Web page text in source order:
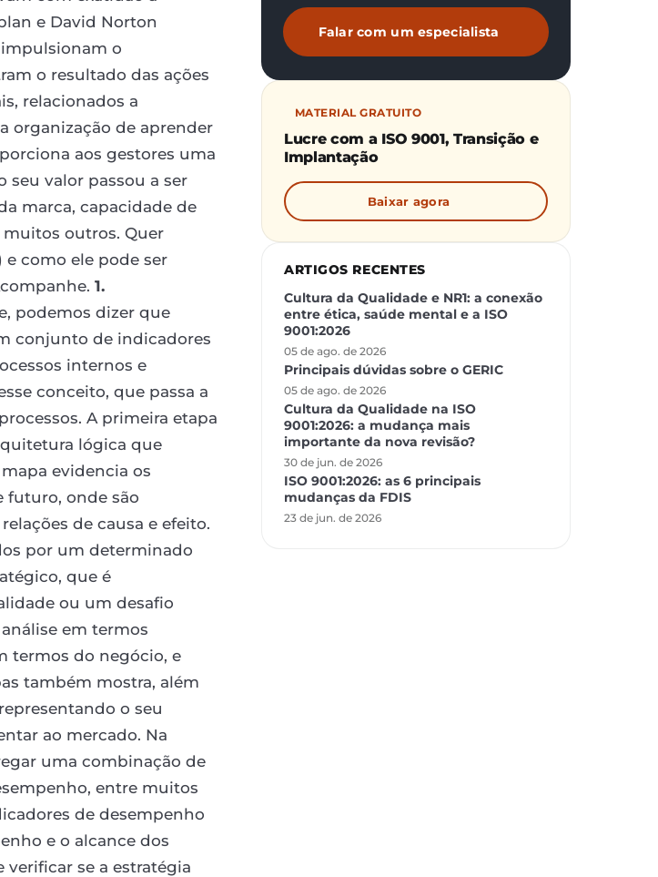
e David Norton
o
o resultado das ações
relacionados a
organização de aprender
aos gestores uma
seu valor passou a ser
marca, capacidade de
outros. Quer
e como ele pode ser
1.
podemos dizer que
conjunto de indicadores
internos e
conceito, que passa a
A primeira etapa
lógica que
evidencia os
futuro, onde são
de causa e efeito.
por um determinado
que é
ou um desafio
em termos
termos do negócio, e
também mostra, além
o seu
ao mercado. Na
uma combinação de
entre muitos
de desempenho
e o alcance dos
verificar se a estratégia
Falar com um especialista
MATERIAL GRATUITO
Lucre com a ISO 9001, Transição e
Implantação
Baixar agora
ARTIGOS RECENTES
Cultura da Qualidade e NR1: a conexão
entre ética, saúde mental e a ISO
9001:2026
05 de ago. de 2026
Principais dúvidas sobre o GERIC
05 de ago. de 2026
Cultura da Qualidade na ISO
9001:2026: a mudança mais
importante da nova revisão?
30 de jun. de 2026
ISO 9001:2026: as 6 principais
mudanças da FDIS
23 de jun. de 2026